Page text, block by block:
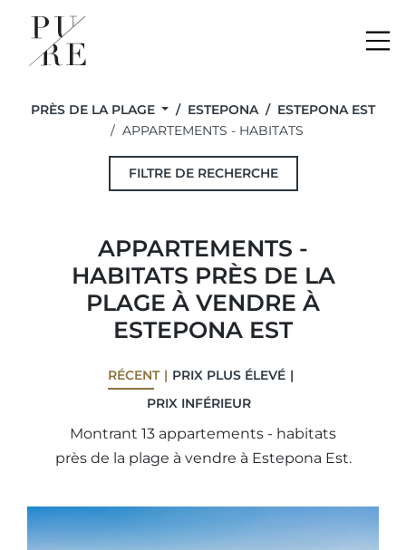
PRÈS DE LA PLAGE ESTEPONA
ESTEPONA EST
APPARTEMENTS - HABITATS
FILTRE DE RECHERCHE
APPARTEMENTS -
HABITATS PRÈS DE LA
PLAGE À VENDRE À
ESTEPONA EST
RÉCENT
PRIX ​​PLUS ÉLEVÉ
PRIX ​​INFÉRIEUR
Montrant 13 appartements - habitats
près de la plage à vendre à Estepona Est.